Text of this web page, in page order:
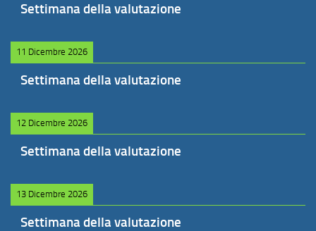
Settimana della valutazione
11 Dicembre 2026
Settimana della valutazione
12 Dicembre 2026
Settimana della valutazione
13 Dicembre 2026
Settimana della valutazione